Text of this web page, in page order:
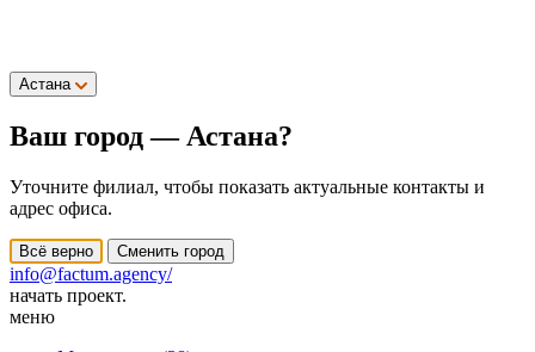
Астана
Ваш город — Астана?
Уточните филиал, чтобы показать актуальные контакты и
адрес офиса.
Всё верно Сменить город
info@factum.agency/
начать проект.
меню